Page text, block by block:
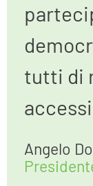
tutti di
Angelo